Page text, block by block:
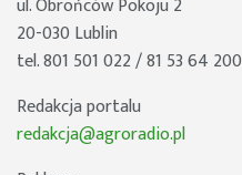
20-030 Lublin
tel. 801 501 022 / 81 53 64 200
Redakcja portalu
redakcja@agroradio.pl